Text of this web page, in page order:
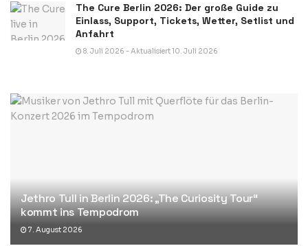
The Cure Berlin 2026: Der große Guide zu
Einlass, Support, Tickets, Wetter, Setlist und
Anfahrt
8. Juli 2026 - Aktualisiert 10. Juli 2026
Jethro Tull in Berlin 2026: „The Curiosity Tour“
kommt ins Tempodrom
7. August 2026